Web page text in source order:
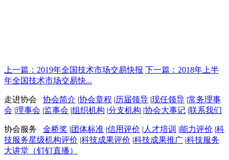
上一篇：2019年全国技术市场交易快报 下一篇：2018年上半
年全国技术市场交易快...
走进协会 协会简介 |协会章程 |历届领导 |现任领导 |常务理事
会 |理事会 |监事会 |组织机构 |分支机构 |协会大事记 |联系我们
协会服务 金桥奖 |团体标准 |信用评价 | 人才培训 |能力评价 |科
技服务星级机构评价 |科技成果评价 |科技成果推广 |科技服务
大讲堂（钉钉直播）